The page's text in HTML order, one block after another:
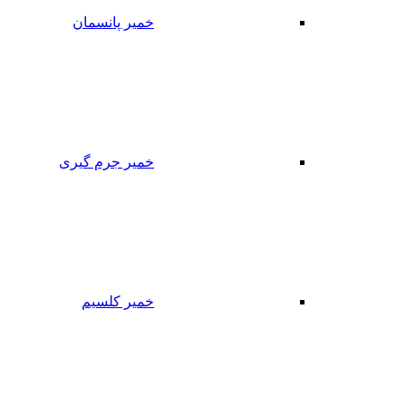
خمیر پانسمان
خمیر جرم گیری
خمیر کلسیم